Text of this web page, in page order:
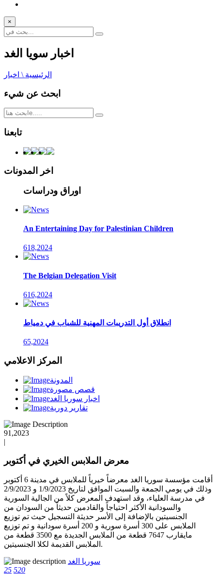
×
اخبار سويا الغد
الرئيسية \ اخبار
ابحث عن شيء
تابعنا
اخر المدونات
اوراق ودراسات
An Entertaining Day for Palestinian Children
618,2024
The Belgian Delegation Visit
616,2024
انطلاق أول التدريبات المهنية للشباب في دمياط
65,2024
المركز الاعلامي
المدونة
قصص مصورة
اخبار سوريا الغد
تقارير دورية
91,2023
|
معرض الملابس الخيري في أكتوبر
أقامت مؤسسة سوريا الغد معرضاً خيرياً للملابس في مدينة 6 أكتوبر
وذلك في يومي الجمعة والسبت الموافق لتاريخ 1/9/2023 و 2/9/2023
في مدرسة العلياء، وقد استهدف المعرض كلاً من الجالية السورية
والسودانية الأكثر احتياجاً والقادمين حديثاً من السودان من
الجنسيتين بالإضافة إلى الأسر حديثة التسجيل حيث تم توزيع
الملابس على 300 أسرة سورية و 200 أسرة سودانية و تم توزيع
مايقارب 7647 قطعة من الملابس الجديدة مع 3500 قطعة من
الملابس القديمة لكلا الجنسيتين.
سوريا الغد
25 520